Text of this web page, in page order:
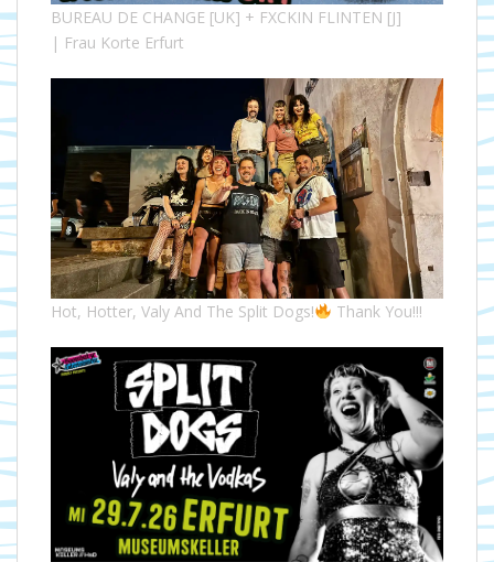
BUREAU DE CHANGE [UK] + FXCKIN FLINTEN [J]
| Frau Korte Erfurt
Hot, Hotter, Valy And The Split Dogs! Thank You!!!